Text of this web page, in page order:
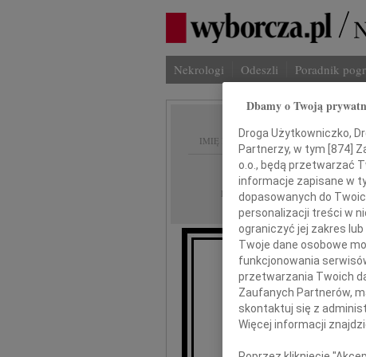
Nekrologi Odeszli Poradnik
IMIĘ I NAZWISKO:
REGION: Szczecin
DATA EMISJI: 05.01.2024
Dbamy o Twoją
Droga Użytkowniczko,
Partnerzy, w tym [874]
o.o., będą przetwarzać
informacje zapisane w
dopasowanych do
personalizacji treści w
ograniczyć jej zakres
Twoje dane osobowe
funkcjonowania
przetwarzania Twoich
Zaufanych Partnerów,
skontaktuj się z
Więcej informacji